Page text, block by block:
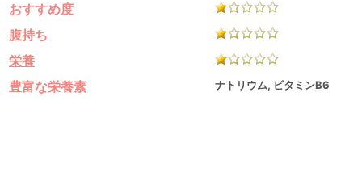
おすすめ度
腹持ち
栄養
豊富な栄養素
ナトリウム, ビタミンB6